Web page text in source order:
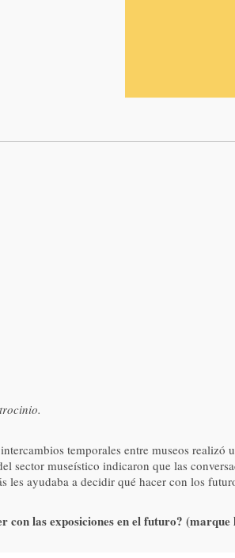
temporales entre museos
sector museístico indicaron que las
ayudaba a decidir qué hacer con los
las exposiciones en el futuro?